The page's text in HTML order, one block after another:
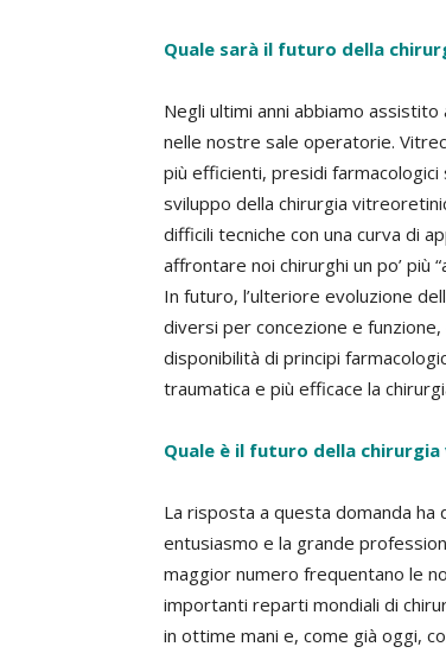
Quale sarà il futuro della
Negli ultimi anni abbiamo
nelle nostre sale operatorie.
più efficienti, presidi
sviluppo della chirurgia
difficili tecniche con una curva di
affrontare noi chirurghi un po’ più
In futuro, l’ulteriore evoluzione
diversi per concezione e
disponibilità di principi
traumatica e più efficace la
Quale è il futuro della
La risposta a questa domanda ha
entusiasmo e la grande
maggior numero frequentano le
importanti reparti mondiali di
in ottime mani e, come già oggi,